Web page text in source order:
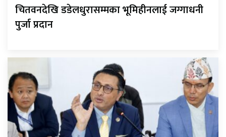
चितवनदेखि डडेलधुरासम्मका भूमिहीनलाई जग्गाधनी
पुर्जा प्रदान